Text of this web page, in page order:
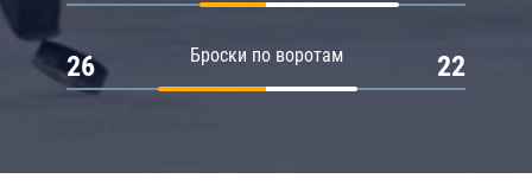
Броски по воротам
26 22